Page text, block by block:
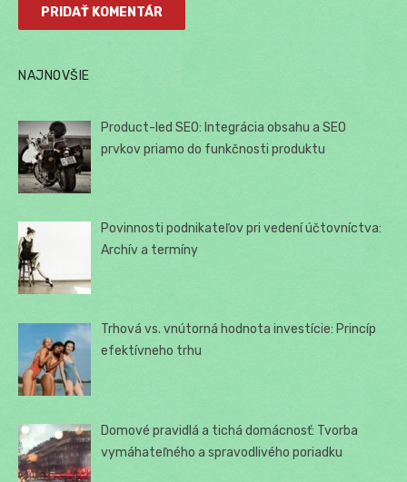
NAJNOVŠIE
Product-led SEO: Integrácia obsahu a SEO
prvkov priamo do funkčnosti produktu
Povinnosti podnikateľov pri vedení účtovníctva:
Archív a termíny
Trhová vs. vnútorná hodnota investície: Princíp
efektívneho trhu
Domové pravidlá a tichá domácnosť: Tvorba
vymáhateľného a spravodlivého poriadku